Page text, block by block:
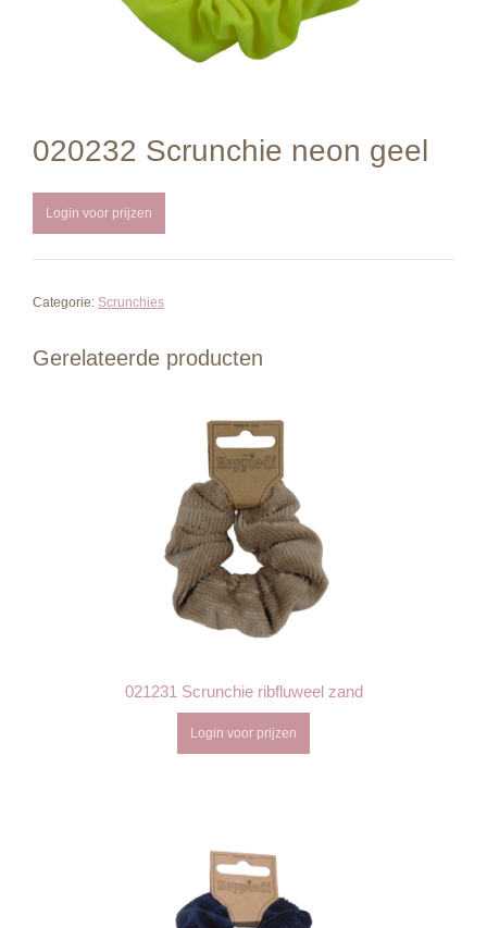
020232 Scrunchie neon geel
Login voor prijzen
Categorie: Scrunchies
Gerelateerde producten
021231 Scrunchie ribfluweel zand
Login voor prijzen